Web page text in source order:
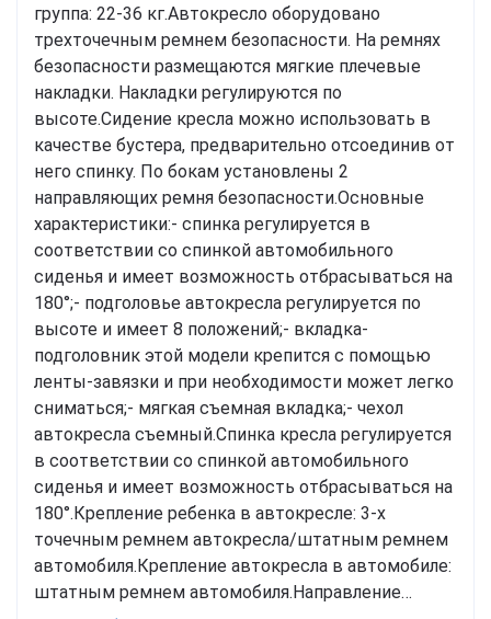
группа: 22-36 кг.Автокресло оборудовано
трехточечным ремнем безопасности. На ремнях
безопасности размещаются мягкие плечевые
накладки. Накладки регулируются по
высоте.Сидение кресла можно использовать в
качестве бустера, предварительно отсоединив от
него спинку. По бокам установлены 2
направляющих ремня безопасности.Основные
характеристики:- спинка регулируется в
соответствии со спинкой автомобильного
сиденья и имеет возможность отбрасываться на
180°;- подголовье автокресла регулируется по
высоте и имеет 8 положений;- вкладка-
подголовник этой модели крепится с помощью
ленты-завязки и при необходимости может легко
сниматься;- мягкая съемная вкладка;- чехол
автокресла съемный.Спинка кресла регулируется
в соответствии со спинкой автомобильного
сиденья и имеет возможность отбрасываться на
180°.Крепление ребенка в автокресле: 3-х
точечным ремнем автокресла/штатным ремнем
автомобиля.Крепление автокресла в автомобиле:
штатным ремнем автомобиля.Направление